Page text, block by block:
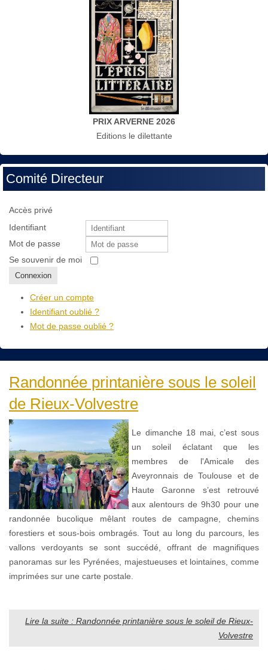
PRIX ARVERNE 2026
Editions le dilettante
Comité Directeur
Accès privé
Identifiant
Mot de passe
Se souvenir de moi
Connexion
Créer un compte
Identifiant oublié ?
Mot de passe oublié ?
Randonnée printanière sous le soleil
de Rieux-Volvestre
Le dimanche 18 mai, c’est sous
un soleil éclatant que les
membres de l'Amicale des
Aveyronnais de Toulouse et de
Haute Garonne s’est retrouvé
aux alentours de 9h30 pour une
randonnée bucolique mêlant routes de campagne, chemins
forestiers et sous-bois ombragés. Tout au long du parcours, les
vallons verdoyants se sont succédé, offrant de magnifiques
panoramas sur les Pyrénées, majestueuses et lointaines, comme
imprimées sur une carte postale.
Lire la suite : Randonnée printanière sous le soleil de Rieux-
Volvestre